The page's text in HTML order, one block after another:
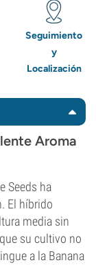
Seguimiento
y
Localización
Aroma
Seeds ha
El híbrido
media sin
su cultivo no
a la Banana